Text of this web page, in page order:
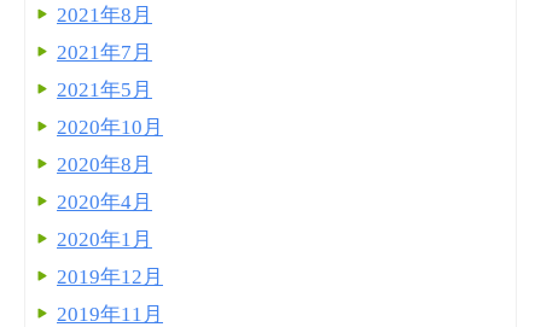
2021年8月
2021年7月
2021年5月
2020年10月
2020年8月
2020年4月
2020年1月
2019年12月
2019年11月